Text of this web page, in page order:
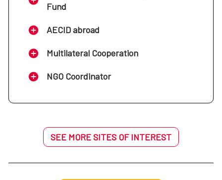
Fund
AECID abroad
Multilateral Cooperation
NGO Coordinator
SEE MORE SITES OF INTEREST